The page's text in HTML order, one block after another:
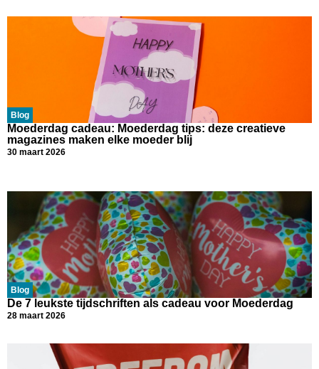
Blog
Moederdag cadeau: Moederdag tips: deze creatieve
magazines maken elke moeder blij
30 maart 2026
Blog
De 7 leukste tijdschriften als cadeau voor Moederdag
28 maart 2026